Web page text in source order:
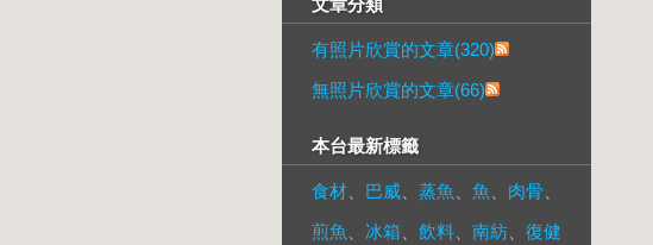
文章分類
有照片欣賞的文章(320)
無照片欣賞的文章(66)
本台最新標籤
食材 巴威 蒸魚 魚 肉骨
煎魚
冰箱 飲料 南紡 復健